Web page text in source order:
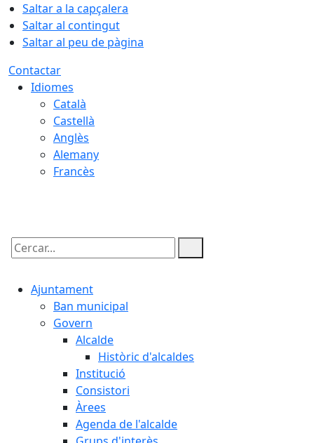
Saltar a la capçalera
Saltar al contingut
Saltar al peu de pàgina
Contactar
Idiomes
Català
Castellà
Anglès
Alemany
Francès
Cercar:
Ajuntament
Ban municipal
Govern
Alcalde
Històric d'alcaldes
Institució
Consistori
Àrees
Agenda de l'alcalde